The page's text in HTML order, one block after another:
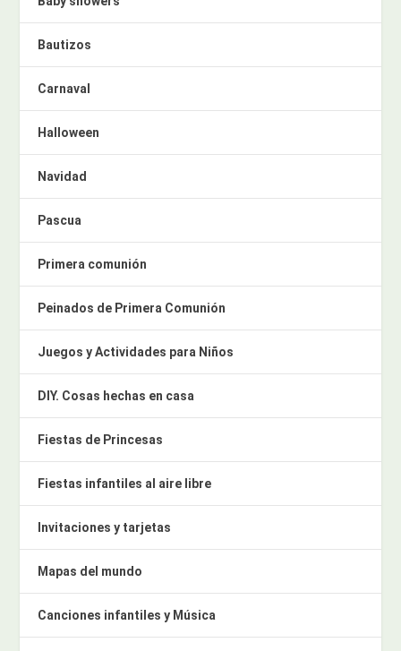
Bautizos
Carnaval
Halloween
Navidad
Pascua
Primera comunión
Peinados de Primera Comunión
Juegos y Actividades para Niños
DIY. Cosas hechas en casa
Fiestas de Princesas
Fiestas infantiles al aire libre
Invitaciones y tarjetas
Mapas del mundo
Canciones infantiles y Música